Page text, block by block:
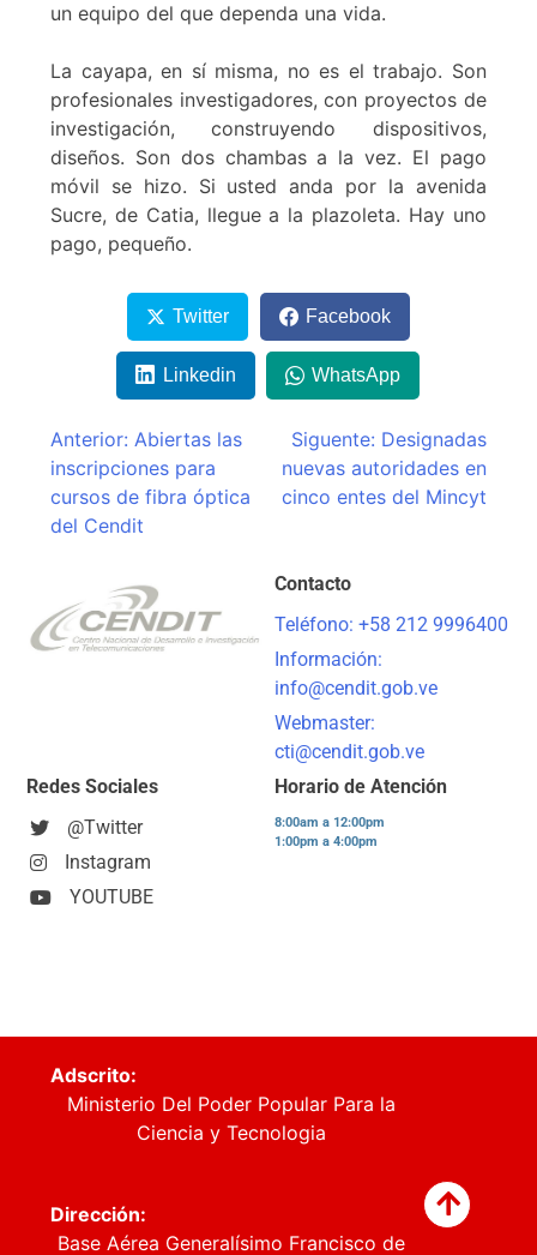
un equipo del que dependa una vida.
La cayapa, en sí misma, no es el trabajo. Son
profesionales investigadores, con proyectos de
investigación, construyendo dispositivos,
diseños. Son dos chambas a la vez. El pago
móvil se hizo. Si usted anda por la avenida
Sucre, de Catia, llegue a la plazoleta. Hay uno
pago, pequeño.
Twitter Facebook
Linkedin WhatsApp
Anterior: Abiertas las
inscripciones para
cursos de fibra óptica
del Cendit
Siguente: Designadas
nuevas autoridades en
cinco entes del Mincyt
Contacto
Teléfono: +58 212 9996400
Información:
info@cendit.gob.ve
Webmaster:
cti@cendit.gob.ve
Redes Sociales
@Twitter
Instagram
YOUTUBE
Horario de Atención
8:00am a 12:00pm
1:00pm a 4:00pm
Adscrito:
Ministerio Del Poder Popular Para la
Ciencia y Tecnologia
Dirección:
Base Aérea Generalísimo Francisco de